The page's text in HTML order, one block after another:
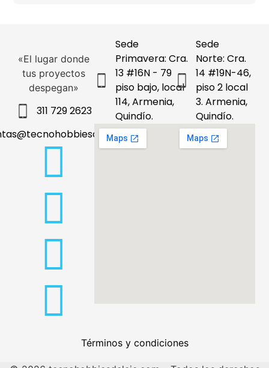
«El lugar donde
tus proyectos
despegan»
311 729 2623
Sede
Primavera: Cra.
13 #16N - 79
piso bajo, local
114, Armenia,
Quindío.
Sede
Norte: Cra.
14 #19N-46,
piso 2 local
3. Armenia,
Quindío.
Términos y condiciones